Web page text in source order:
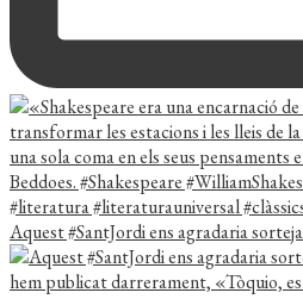
Aquest #SantJordi ens agradaria